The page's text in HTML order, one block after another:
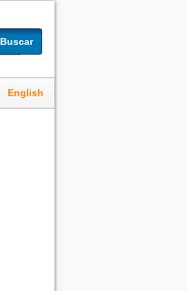
Buscar
English